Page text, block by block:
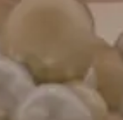
成人式バルーン特集